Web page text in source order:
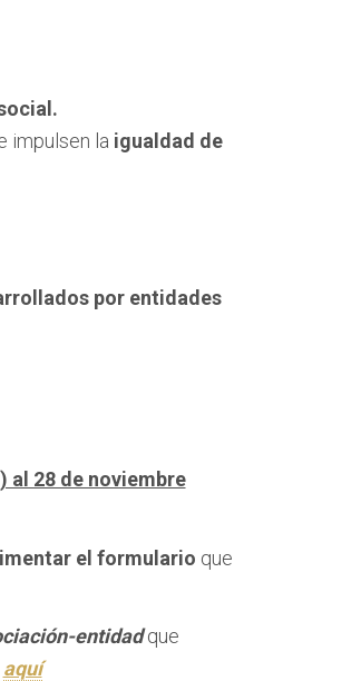
impulsen la igualdad de
por entidades
al 28 de noviembre
el formulario que
entidadque
aquí